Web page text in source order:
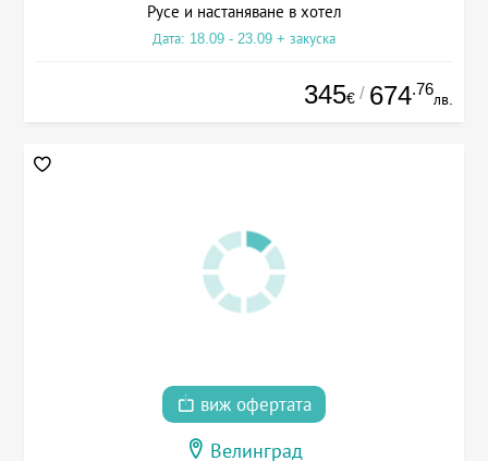
Русе и настаняване в хотел
Дата: 18.09 - 23.09 + закуска
345€ / 674.76
лв.
виж офертата
Велинград